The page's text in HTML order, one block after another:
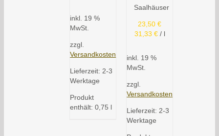
inkl. 19 %
MwSt.
zzgl.
Versandkosten
Lieferzeit: 2-3
Werktage
Produkt
enthält: 0,75 l
Saalhäuser
23,50€
31,33 €/ l
inkl. 19 %
MwSt.
zzgl.
Versandkosten
Lieferzeit: 2-3
Werktage